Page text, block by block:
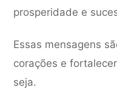
prosperidade e
Essas mensagens
corações e
seja.